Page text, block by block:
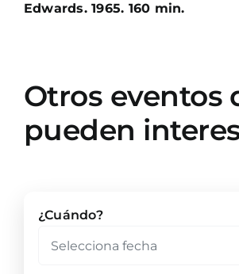
Edwards. 1965. 160 min.
Otros eventos
pueden
¿Cuándo?